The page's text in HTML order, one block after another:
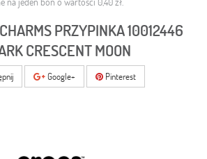
PRZYPINKA 10012446
CRESCENT MOON
Google+ Pinterest